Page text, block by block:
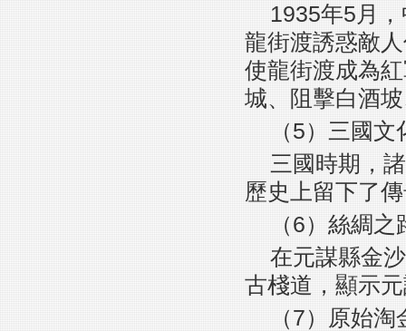
1935年5月
龍街渡誘惑敵
使龍街渡成為
城、阻擊白酒
（5）三國文
三國時期，
歷史上留下了
（6）絲綢
在元謀縣金
古棧道，顯示
（7）原始